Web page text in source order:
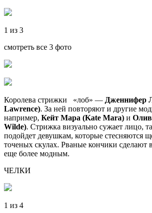
1 из 3
смотреть все 3 фото
Королева стрижки «лоб» — Дженнифер
Lawrence). За ней повторяют и другие
например, Кейт Мара (Kate Mara) и
Wilde). Стрижка визуально сужает лицо,
подойдет девушкам, которые стесняются
точеных скулах. Рваные кончики сделают
еще более модным.
ЧЕЛКИ
1 из 4